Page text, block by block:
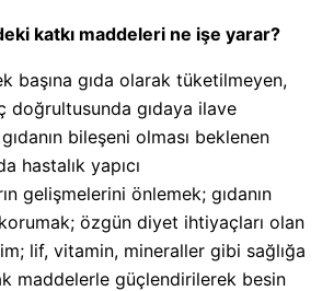
katkı maddeleri ne işe yarar?
başına gıda olarak tüketilmeyen,
doğrultusunda gıdaya ilave
bileşeni olması beklenen
hastalık yapıcı
gelişmelerini önlemek; gıdanın
özgün diyet ihtiyaçları olan
lif, vitamin, mineraller gibi sağlığa
maddelerle güçlendirilerek besin